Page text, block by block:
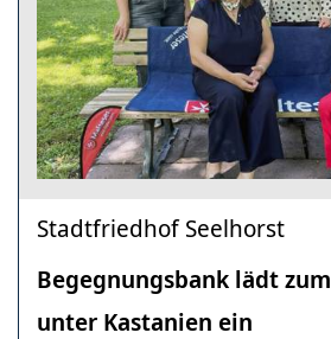
Stadtfriedhof Seelhorst
Begegnungsbank lädt
unter Kastanien ein